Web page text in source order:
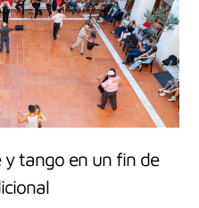
y tango en un fin de